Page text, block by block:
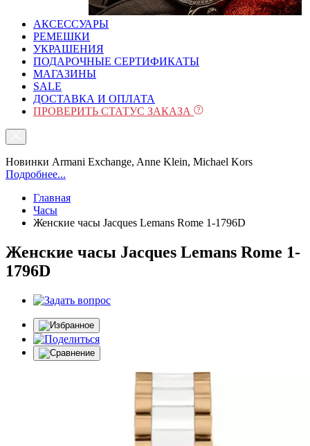
АКСЕССУАРЫ
РЕМЕШКИ
УКРАШЕНИЯ
ПОДАРОЧНЫЕ СЕРТИФИКАТЫ
МАГАЗИНЫ
SALE
ДОСТАВКА И ОПЛАТА
ПРОВЕРИТЬ СТАТУС ЗАКАЗА
Новинки Armani Exchange, Anne Klein, Michael Kors
Подробнее...
Главная
Часы
Женские часы Jacques Lemans Rome 1-1796D
Женские часы Jacques Lemans Rome 1-
1796D